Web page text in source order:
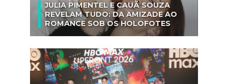
JULIA PIMENTEL E CAUÃ SOUZA
REVELAM TUDO: DA AMIZADE AO
ROMANCE SOB OS HOLOFOTES